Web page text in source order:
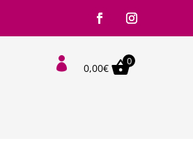
 0,00€
0